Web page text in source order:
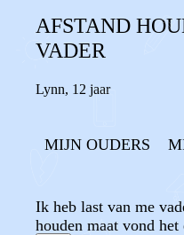
AFSTAND
VADER
Lynn, 12 jaar
MIJN OUDERS
Ik heb last van me
houden maat vond